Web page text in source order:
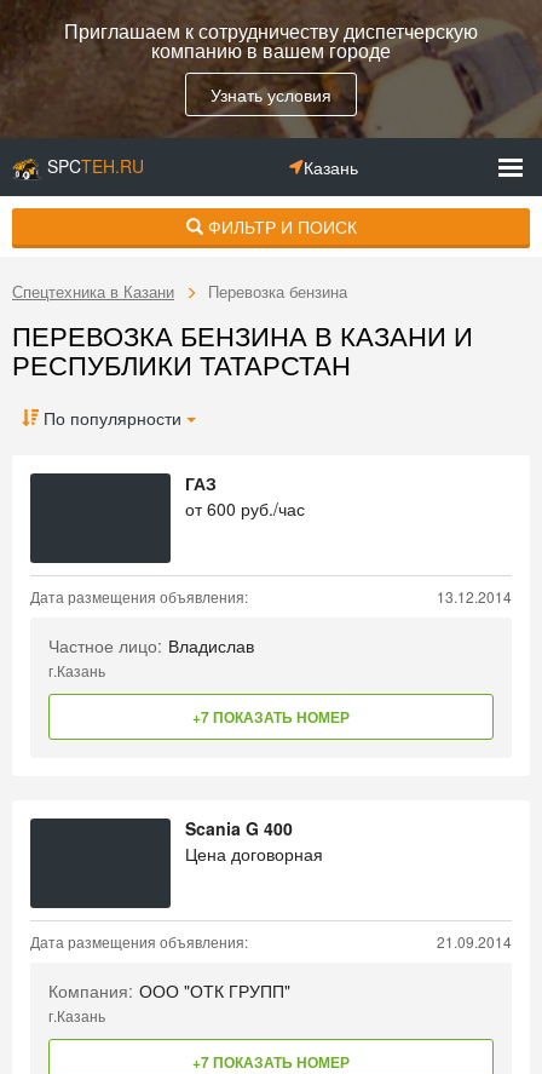
Приглашаем к сотрудничеству диспетчерскую
компанию в вашем городе
Узнать условия
SPCTEH.RU Казань
ФИЛЬТР И ПОИСК
Спецтехника в Казани Перевозка бензина
ПЕРЕВОЗКА БЕНЗИНА В КАЗАНИ И
РЕСПУБЛИКИ ТАТАРСТАН
По популярности
ГАЗ
от600 руб./час
Дата размещения объявления: 13.12.2014
Частное лицо: Владислав
г.Казань
+7 ПОКАЗАТЬ НОМЕР
Scania G 400
Цена договорная
Дата размещения объявления: 21.09.2014
Компания: ООО "ОТК ГРУПП"
г.Казань
+7 ПОКАЗАТЬ НОМЕР